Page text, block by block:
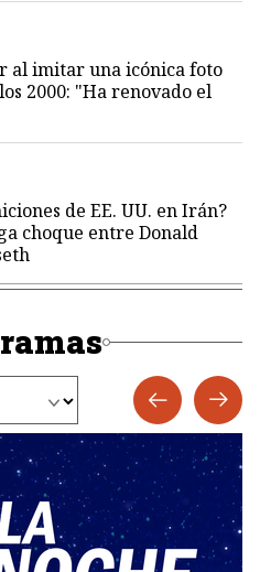
al imitar una icónica foto
2000: "Ha renovado el
de EE. UU. en Irán?
choque entre Donald